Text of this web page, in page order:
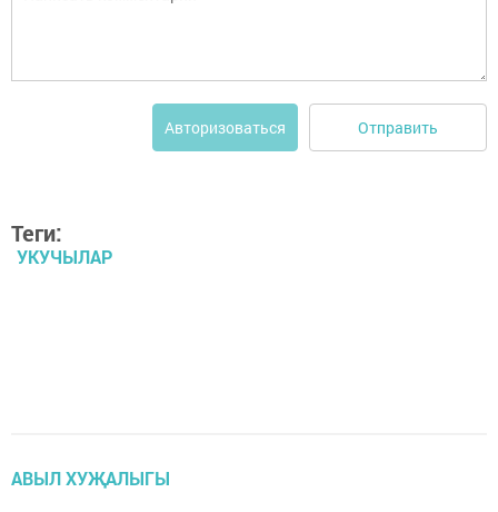
Авторизоваться Отправить
Теги:
УКУЧЫЛАР
АВЫЛ ХУҖАЛЫГЫ